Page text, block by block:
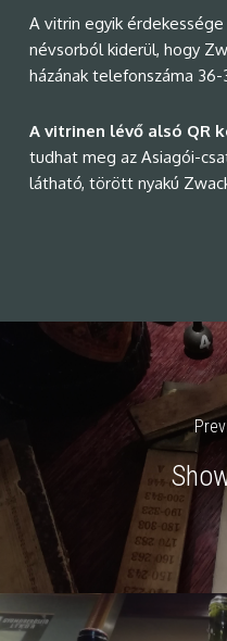
A vitrin egyik
névsorból kiderül, hogy
házának telefonszáma
A vitrinen lévő alsó QR
tudhat meg az Asiagói-
látható, törött nyakú